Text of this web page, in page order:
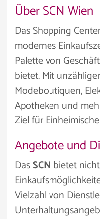
Über SCN Wien
Das Shopping
modernes
Palette von
bietet. Mit
Modeboutiquen,
Apotheken und
Ziel für
Angebote und
DasSCN bietet
Vielzahl von